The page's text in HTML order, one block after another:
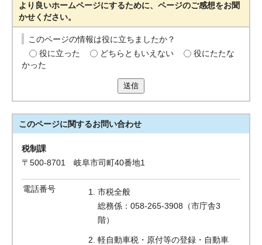
より良いホームページにするために、ページのご感想をお聞
かせください。
このページの情報は役に立ちましたか？
役に立った
どちらともいえない
役にたたな
かった
送信
このページに関するお問い合わせ
税制課
〒500-8701 岐阜市司町40番地1
電話番号
市税全般
総務係：058-265-3908（市庁舎3
階）
軽自動車税・原付等の登録・自動車